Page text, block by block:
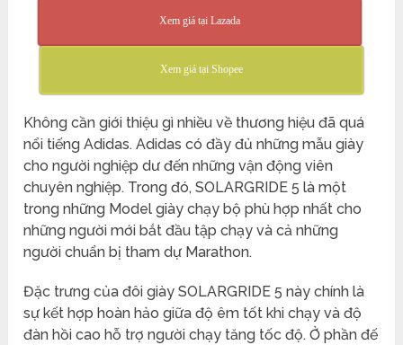
Xem giá tại Lazada
Xem giá tại Shopee
Không cần giới thiệu gì nhiều về thương hiệu đã quá
nổi tiếng Adidas. Adidas có đầy đủ những mẫu giày
cho người nghiệp dư đến những vận động viên
chuyên nghiệp. Trong đó, SOLARGRIDE 5 là một
trong những Model giày chạy bộ phù hợp nhất cho
những người mới bắt đầu tập chạy và cả những
người chuẩn bị tham dự Marathon.
Đặc trưng của đôi giày SOLARGRIDE 5 này chính là
sự kết hợp hoàn hảo giữa độ êm tốt khi chạy và độ
đàn hồi cao hỗ trợ người chạy tăng tốc độ. Ở phần đế